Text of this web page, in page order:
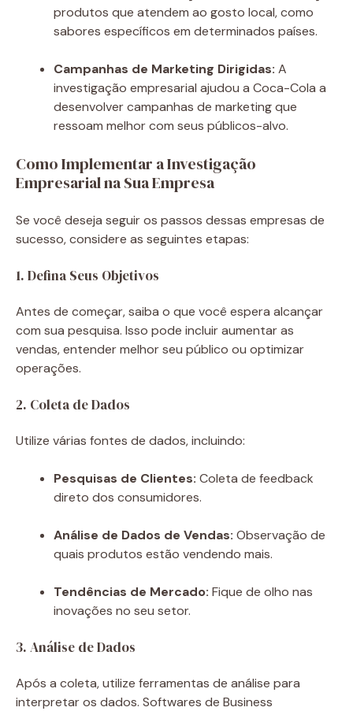
produtos que atendem ao gosto local, como
sabores específicos em determinados países.
Campanhas de Marketing Dirigidas: A
investigação empresarial ajudou a Coca-Cola a
desenvolver campanhas de marketing que
ressoam melhor com seus públicos-alvo.
Como Implementar a Investigação
Empresarial na Sua Empresa
Se você deseja seguir os passos dessas empresas de
sucesso, considere as seguintes etapas:
1. Defina Seus Objetivos
Antes de começar, saiba o que você espera alcançar
com sua pesquisa. Isso pode incluir aumentar as
vendas, entender melhor seu público ou optimizar
operações.
2. Coleta de Dados
Utilize várias fontes de dados, incluindo:
Pesquisas de Clientes: Coleta de feedback
direto dos consumidores.
Análise de Dados de Vendas: Observação de
quais produtos estão vendendo mais.
Tendências de Mercado: Fique de olho nas
inovações no seu setor.
3. Análise de Dados
Após a coleta, utilize ferramentas de análise para
interpretar os dados. Softwares de Business